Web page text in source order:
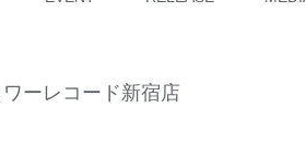
ーレコード新宿店